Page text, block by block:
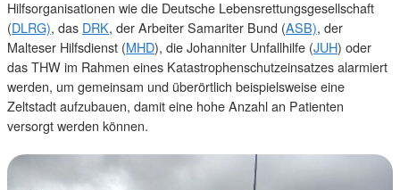
Hilfsorganisationen wie die Deutsche Lebensrettungsgesellschaft
(DLRG), das DRK, der Arbeiter Samariter Bund (ASB), der
Malteser Hilfsdienst (MHD), die Johanniter Unfallhilfe (JUH) oder
das THW im Rahmen eines Katastrophenschutzeinsatzes alarmiert
werden, um gemeinsam und überörtlich beispielsweise eine
Zeltstadt aufzubauen, damit eine hohe Anzahl an Patienten
versorgt werden können.